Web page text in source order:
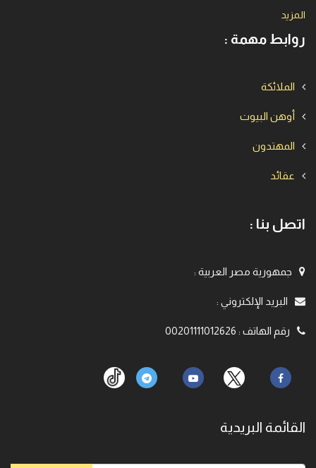
المزيد
روابط مهمة :
الملائكة
أوهن البيوت
المهتدون
عقائد
اتصل بنا :
جمهورية مصر العربية :
البريد الإلكتروني :
رقم الهاتف :
00201111012626
القائمة البريدية